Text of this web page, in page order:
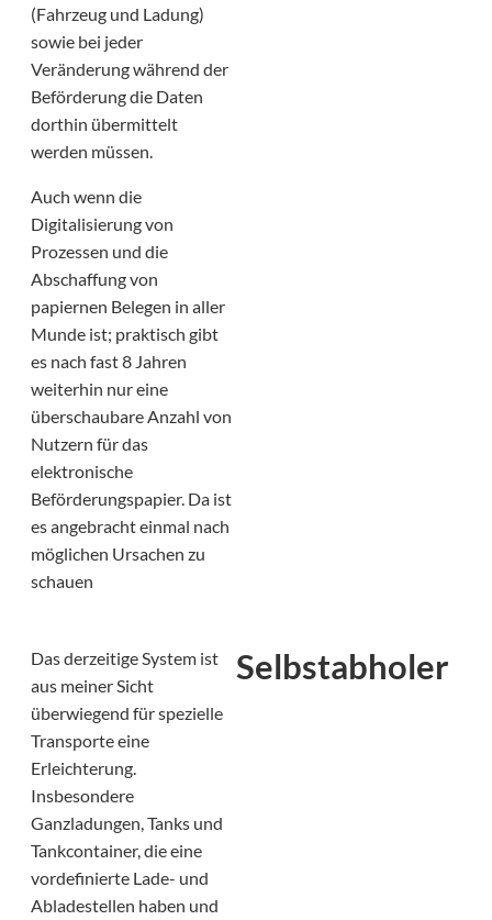
(Fahrzeug und Ladung)
sowie bei jeder
Veränderung während der
Beförderung die Daten
dorthin übermittelt
werden müssen.
Auch wenn die
Digitalisierung von
Prozessen und die
Abschaffung von
papiernen Belegen in aller
Munde ist; praktisch gibt
es nach fast 8 Jahren
weiterhin nur eine
überschaubare Anzahl von
Nutzern für das
elektronische
Beförderungspapier. Da ist
es angebracht einmal nach
möglichen Ursachen zu
schauen
Das derzeitige System ist
aus meiner Sicht
überwiegend für spezielle
Transporte eine
Erleichterung.
Insbesondere
Ganzladungen, Tanks und
Tankcontainer, die eine
vordefinierte Lade- und
Abladestellen haben und
Selbstabholer